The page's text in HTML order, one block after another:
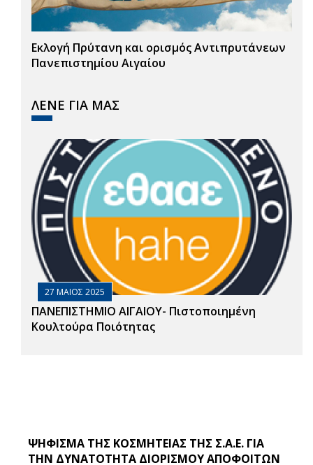
Εκλογή Πρύτανη και ορισμός Αντιπρυτάνεων
Πανεπιστημίου Αιγαίου
ΛΕΝΕ ΓΙΑ ΜΑΣ
27 ΜΑΙΟΣ 2025
ΠΑΝΕΠΙΣΤΗΜΙΟ ΑΙΓΑΙΟΥ- Πιστοποιημένη
Κουλτούρα Ποιότητας
ΨΗΦΙΣΜΑ ΤΗΣ ΚΟΣΜΗΤΕΙΑΣ ΤΗΣ Σ.Α.Ε. ΓΙΑ
ΤΗΝ ΔΥΝΑΤΟΤΗΤΑ ΔΙΟΡΙΣΜΟΥ ΑΠΟΦΟΙΤΩΝ